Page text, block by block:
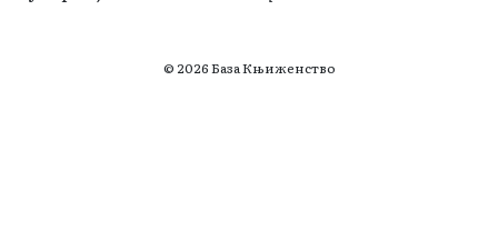
© 2026 База Књиженство